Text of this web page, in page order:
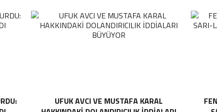
UFUK AVCI VE MUSTAFA KARAL